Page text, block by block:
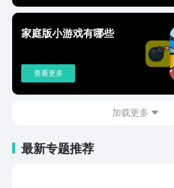
家庭版小游戏有哪些
查看更多
加载更多
最新专题推荐